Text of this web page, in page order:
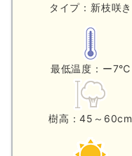
タイプ：新枝咲き
最低温度：ー7℃
樹高：45～60cm